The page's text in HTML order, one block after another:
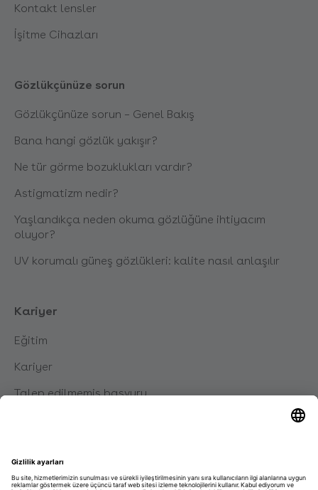
Kontakt lensler
İşitme Cihazları
Gözlükçünüze sorun
Gözlükçünüze sorun – Genel Bakış
Bana hangi gözlük yakışır?
Ne tür görme bozuklukları vardır?
Astigmatizm nedir?
Yaşlandıkça neden okuma gözlüğüne ihtiyacım
oluyor?
UV korumalı güneş gözlükleri: kalite nasıl anlaşılır
Kariyer
Eğitim
Kariyer
Talep edilmemiş başvuru